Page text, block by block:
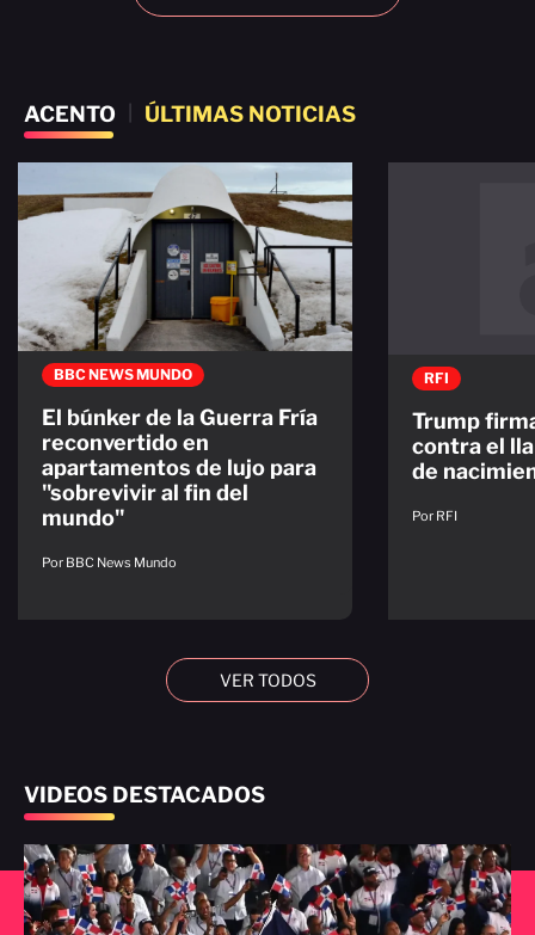
ACENTO ÚLTIMAS NOTICIAS
BBC NEWS MUNDO
El búnker de la Guerra Fría
reconvertido en
apartamentos de lujo para
"sobrevivir al fin del
mundo"
Por BBC News Mundo
RFI
Trump
contra el
de
Por RFI
VER TODOS
VIDEOS DESTACADOS